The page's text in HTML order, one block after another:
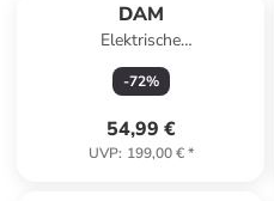
DAM
Elektrische
Gesichtsreinigungsbürste in
Weiß
-72%
54,99 €
UVP: 199,00 €*